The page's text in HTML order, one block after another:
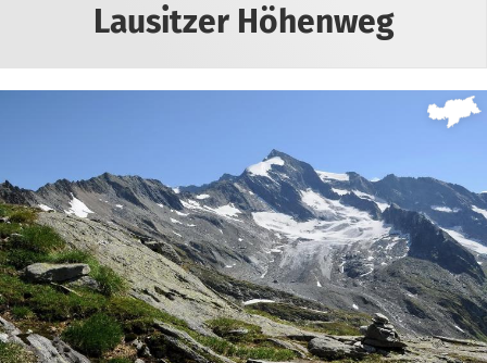
Lausitzer Höhenweg